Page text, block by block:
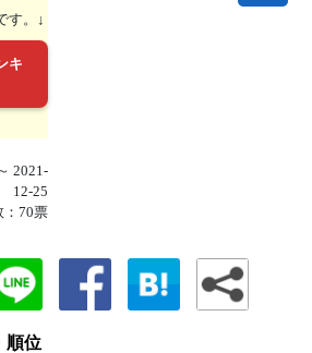
す。↓
キ
2021-
12-25
：70票
順位